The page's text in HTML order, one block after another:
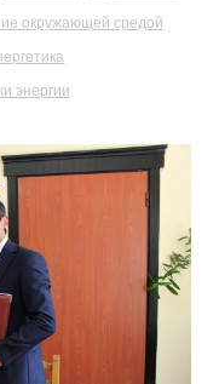
окружающей средой
энергии